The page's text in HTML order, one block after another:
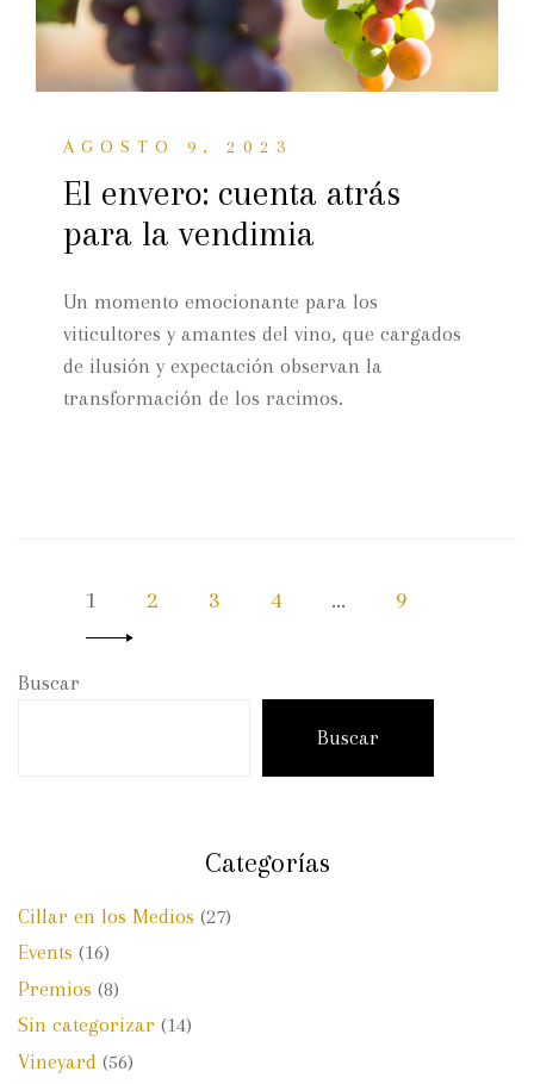
AGOSTO 9, 2023
El envero: cuenta atrás
para la vendimia
Un momento emocionante para los
viticultores y amantes del vino, que cargados
de ilusión y expectación observan la
transformación de los racimos.
1 2 3 4 … 9
Buscar
Buscar
Categorías
Cillar en los Medios (27)
Events (16)
Premios (8)
Sin categorizar (14)
Vineyard (56)